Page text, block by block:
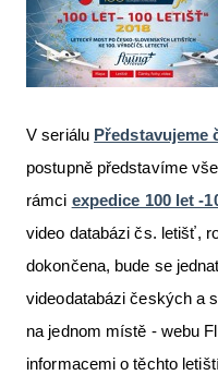
V seriálu Představujeme
postupně představíme
rámci expedice 100 let -
video databázi čs. letišť,
dokončena, bude se
videodatabázi českých a
na jednom místě - webu
informacemi o těchto